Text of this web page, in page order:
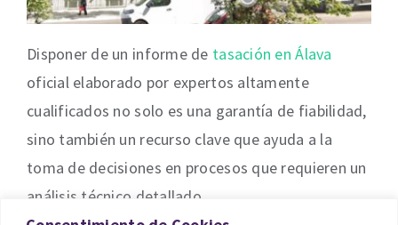
Disponer de un informe de tasación en Álava
oficial elaborado por expertos altamente
cualificados no solo es una garantía de fiabilidad,
sino también un recurso clave que ayuda a la
toma de decisiones en procesos que requieren un
análisis técnico detallado.